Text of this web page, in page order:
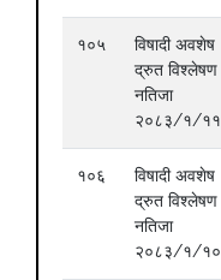
१०५
विषादी अवशेष
द्रुत विश्लेषण
नतिजा
२०८३/१/११
१०६
विषादी अवशेष
द्रुत विश्लेषण
नतिजा
२०८३/१/१०